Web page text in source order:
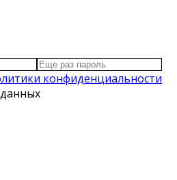
конфиденциальности